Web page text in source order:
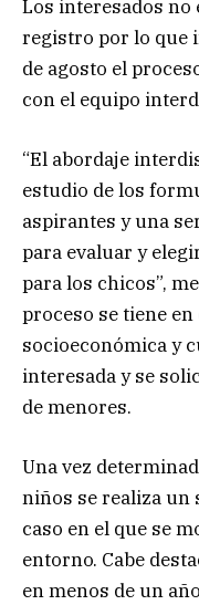
Los interesados no
registro por lo que
de agosto el
con el equipo
“El abordaje
estudio de los
aspirantes y una
para evaluar y
para los chicos”,
proceso se tiene
socioeconómica y
interesada y se
de menores.
Una vez
niños se realiza un
caso en el que se
entorno. Cabe
en menos de un